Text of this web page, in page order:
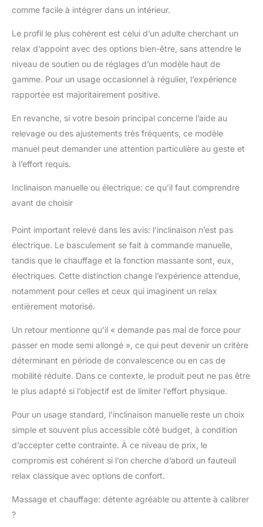
et position du repose
pied ajustable
FABRICATION DE
QUALITÉ : châssis en
acier robuste : usage
pérenne en toute
sécurité - agréable au
toucher et facile à
chiffon humide -
Montage facile, rapide
massant relaxant avec
ranger vos
magazines ou
autres.Fauteuil est
fabriqué à partir de bois
certifié FSC 100%
matériau de la console
de table, nous vous
recommandons, dans
votre intérêt, de la
vérifier dès réception et
de nous contacter en
【REMARQUE
télécommande de ce
fauteuil ne contrôle pas
l'inclinaison du dossier.
Il est donc nécessaire
manuellement
comme facile à intégrer dans un intérieur.
Le profil le plus cohérent est celui d’un adulte cherchant un
relax d’appoint avec des options bien-être, sans attendre le
niveau de soutien ou de réglages d’un modèle haut de
gamme. Pour un usage occasionnel à régulier, l’expérience
rapportée est majoritairement positive.
En revanche, si votre besoin principal concerne l’aide au
relevage ou des ajustements très fréquents, ce modèle
manuel peut demander une attention particulière au geste et
à l’effort requis.
Inclinaison manuelle ou électrique: ce qu’il faut comprendre
avant de choisir
Point important relevé dans les avis: l’inclinaison n’est pas
électrique. Le basculement se fait à commande manuelle,
tandis que le chauffage et la fonction massante sont, eux,
électriques. Cette distinction change l’expérience attendue,
notamment pour celles et ceux qui imaginent un relax
entièrement motorisé.
Un retour mentionne qu’il « demande pas mal de force pour
passer en mode semi allongé », ce qui peut devenir un critère
déterminant en période de convalescence ou en cas de
mobilité réduite. Dans ce contexte, le produit peut ne pas être
le plus adapté si l’objectif est de limiter l’effort physique.
Pour un usage standard, l’inclinaison manuelle reste un choix
simple et souvent plus accessible côté budget, à condition
d’accepter cette contrainte. À ce niveau de prix, le
compromis est cohérent si l’on cherche d’abord un fauteuil
relax classique avec options de confort.
Massage et chauffage: détente agréable ou attente à calibrer
?